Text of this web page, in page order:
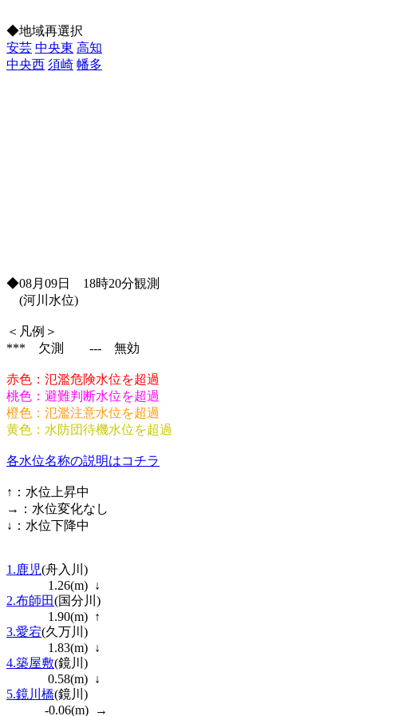
◆地域再選択
安芸 中央東 高知
中央西 須崎 幡多
◆08月09日 18時20分観測
(河川水位)
＜凡例＞
*** 欠測 --- 無効
赤色：氾濫危険水位を超過
桃色：避難判断水位を超過
橙色：氾濫注意水位を超過
黄色：水防団待機水位を超過
各水位名称の説明はコチラ
↑：水位上昇中
→：水位変化なし
↓：水位下降中
1.鹿児(舟入川)
1.26(m) ↓
2.布師田(国分川)
1.90(m) ↑
3.愛宕(久万川)
1.83(m) ↓
4.築屋敷(鏡川)
0.58(m) ↓
5.鏡川橋(鏡川)
-0.06(m) →